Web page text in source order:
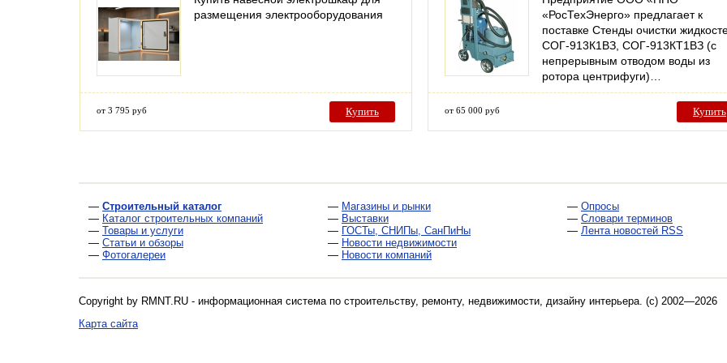
размещения электрооборудования
от 3 795 руб Купить
«РосТехЭнерго» предлагает к
поставке Стенды очистки
СОГ-913К1ВЗ, СОГ-913КТ1ВЗ (с
непрерывным отводом воды из
ротора центрифуги)…
от 65 000 руб Купить
— Строительный каталог
— Каталог строительных компаний
— Товары и услуги
— Статьи и обзоры
— Фотогалереи
— Магазины и рынки
— Выставки
— ГОСТы, СНИПы, СанПиНы
— Новости недвижимости
— Новости компаний
— Опросы
— Словари терминов
— Лента новостей RSS
Copyright by RMNT.RU - информационная система по строительству, ремонту, недвижимости, дизайну интерьера. (c) 2002—2026
Карта сайта